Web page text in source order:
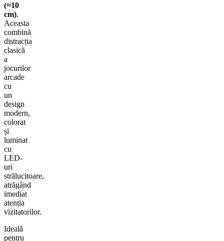
(≈10
cm).
Aceasta
combină
distracția
clasică
a
jocurilor
arcade
cu
un
design
modern,
colorat
și
luminat
cu
LED-
uri
strălucitoare,
atrăgând
imediat
atenția
vizitatorilor.
Ideală
pentru